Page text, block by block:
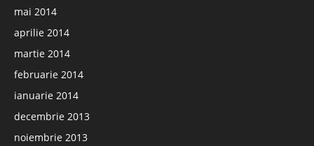
mai 2014
aprilie 2014
martie 2014
februarie 2014
ianuarie 2014
decembrie 2013
noiembrie 2013